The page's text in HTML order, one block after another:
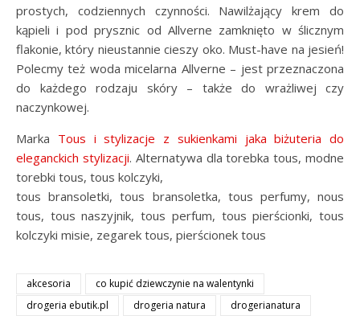
prostych, codziennych czynności. Nawilżający krem do
kąpieli i pod prysznic od Allverne zamknięto w ślicznym
flakonie, który nieustannie cieszy oko. Must-have na jesień!
Polecmy też woda micelarna Allverne – jest przeznaczona
do każdego rodzaju skóry – także do wrażliwej czy
naczynkowej.
Marka Tous i stylizacje z sukienkami jaka biżuteria do
eleganckich stylizacji. Alternatywa dla torebka tous, modne
torebki tous, tous kolczyki,
tous bransoletki, tous bransoletka, tous perfumy, nous
tous, tous naszyjnik, tous perfum, tous pierścionki, tous
kolczyki misie, zegarek tous, pierścionek tous
akcesoria
co kupić dziewczynie na walentynki
drogeria ebutik.pl
drogeria natura
drogerianatura